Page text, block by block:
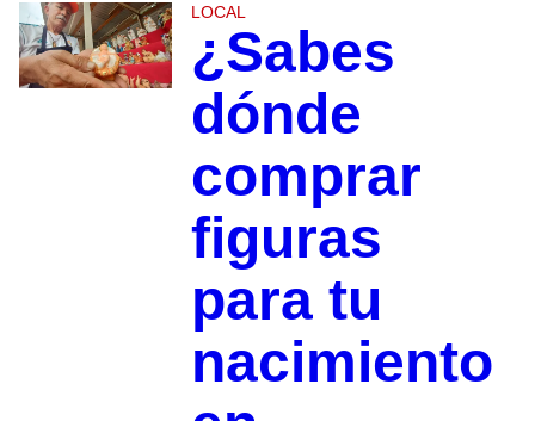
LOCAL
¿Sabes
dónde
comprar
figuras
para tu
nacimiento